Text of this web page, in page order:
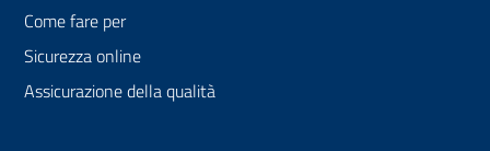
Come fare per
Sicurezza online
Assicurazione della qualità